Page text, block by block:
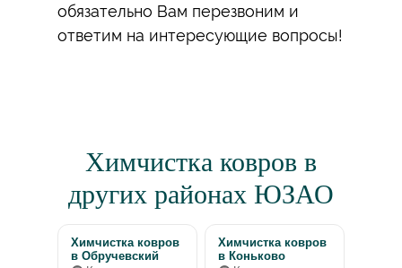
обязательно Вам перезвоним и
ответим на интересующие вопросы!
Химчистка ковров в
других районах ЮЗАО
Химчистка ковров
в Обручевский
Химчистка ковров
в Коньково